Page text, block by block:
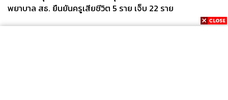
คริสตอฟเฟอร์ สเวนซัน
บรรณาธิการแฟชั่นและคัลเจอร์ต่างประเทศ
พยาบาล สธ. ยืนยันครูเสียชีวิต 5 ราย เจ็บ 22 ราย